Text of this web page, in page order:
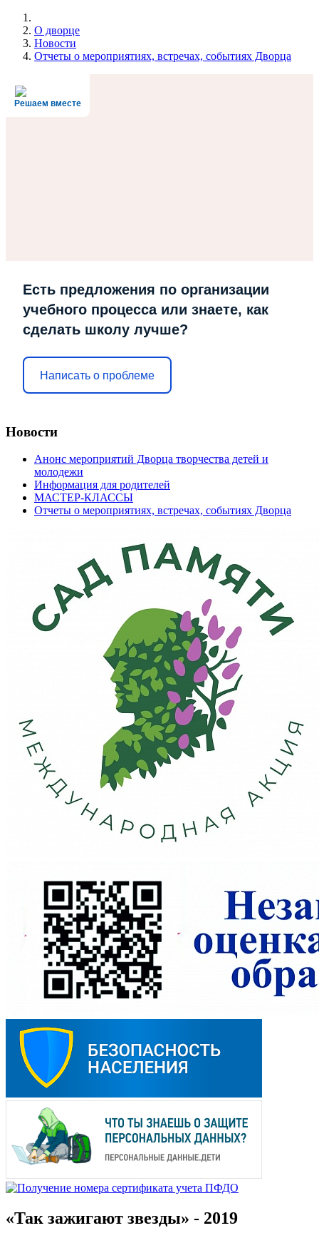
О дворце
Новости
Отчеты о мероприятиях, встречах, событиях Дворца
Решаем вместе
Есть предложения по организации
учебного процесса или знаете, как
сделать школу лучше?
Написать о проблеме
Новости
Анонс мероприятий Дворца творчества детей и
молодежи
Информация для родителей
МАСТЕР-КЛАССЫ
Отчеты о мероприятиях, встречах, событиях Дворца
«Так зажигают звезды» - 2019